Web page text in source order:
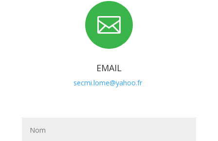

EMAIL
secmi.lome@yahoo.fr